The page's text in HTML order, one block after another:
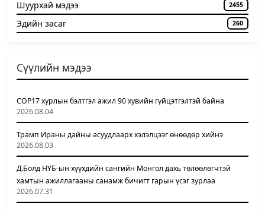
Шуурхай мэдээ 2455
Эдийн засаг 260
Сүүлийн мэдээ
COP17 хурлын бэлтгэл ажил 90 хувийн гүйцэтгэлтэй байна
2026.08.04
Трамп Ираны дайны асуудлаарх хэлэлцээг өнөөдөр хийнэ
2026.08.03
Д.Болд НҮБ-ын хүүхдийн сангийн Монгол дахь төлөөлөгчтэй
хамтын ажиллагааны санамж бичигт гарын үсэг зурлаа
2026.07.31